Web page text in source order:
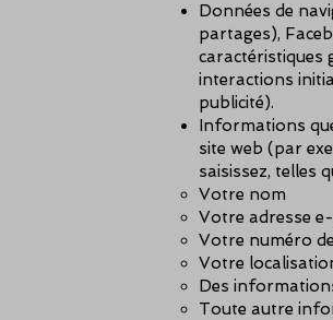
Données de
partages),
caractéristiques
interactions
publicité).
Informations
site web (par
saisissez, telles
Votre nom
Votre adresse
Votre numéro
Votre
Des
Toute autre